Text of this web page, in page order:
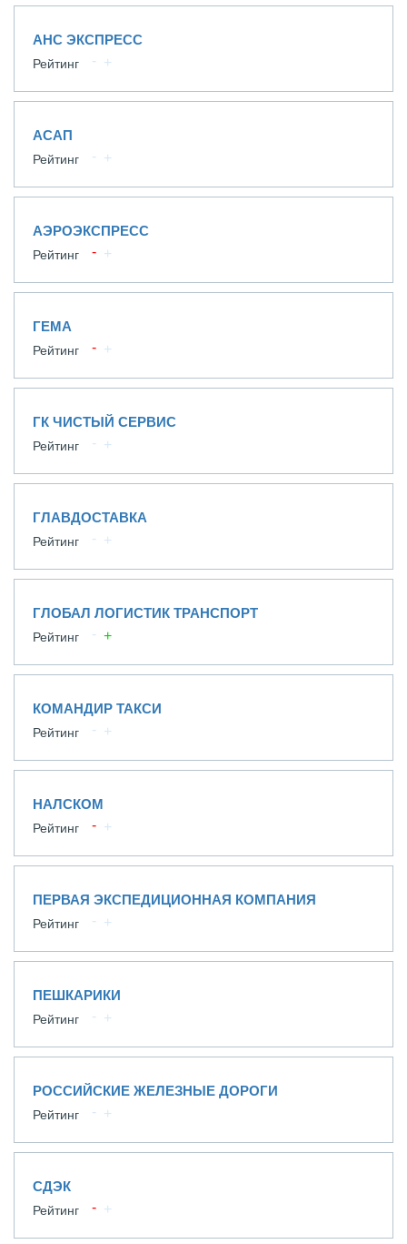
АНС ЭКСПРЕСС
Рейтинг
АСАП
Рейтинг
АЭРОЭКСПРЕСС
Рейтинг
ГЕМА
Рейтинг
ГК ЧИСТЫЙ СЕРВИС
Рейтинг
ГЛАВДОСТАВКА
Рейтинг
ГЛОБАЛ ЛОГИСТИК ТРАНСПОРТ
Рейтинг
КОМАНДИР ТАКСИ
Рейтинг
НАЛСКОМ
Рейтинг
ПЕРВАЯ ЭКСПЕДИЦИОННАЯ КОМПАНИЯ
Рейтинг
ПЕШКАРИКИ
Рейтинг
РОССИЙСКИЕ ЖЕЛЕЗНЫЕ ДОРОГИ
Рейтинг
СДЭК
Рейтинг